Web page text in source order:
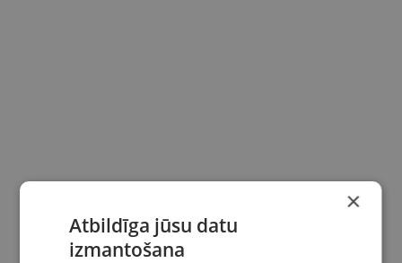
×
Atbildīga jūsu datu
izmantošana